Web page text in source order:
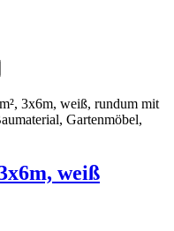
weiß